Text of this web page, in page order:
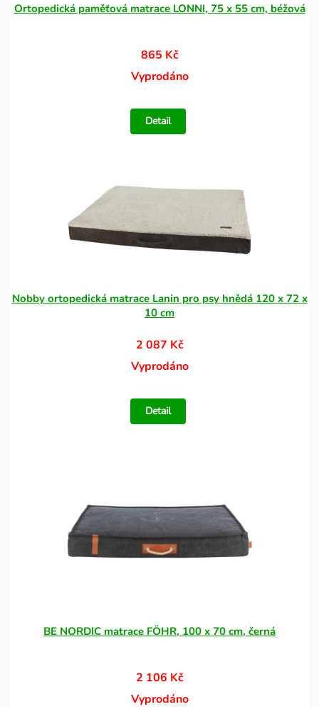
Ortopedická paměťová matrace LONNI, 75 x 55 cm, béžová
865 Kč
Vyprodáno
Detail
Nobby ortopedická matrace Lanin pro psy hnědá 120 x 72 x
10 cm
2 087 Kč
Vyprodáno
Detail
BE NORDIC matrace FÖHR, 100 x 70 cm, černá
2 106 Kč
Vyprodáno